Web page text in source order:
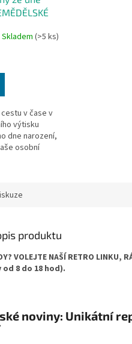
Skladem (>5 ks)
v čase v
výtisku
dne narození,
osobní
produktu
VOLEJTE NAŠÍ RETRO LINKU,
8 do 18 hod).
noviny: Unikátní